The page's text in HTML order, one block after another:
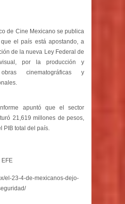
de Cine Mexicano se publica
el país está apostando, a
de la nueva Ley Federal de
por la producción y
cinematográficas y
apuntó que el sector
21,619 millones de pesos,
PIB total del país.
el-23-4-de-mexicanos-dejo-